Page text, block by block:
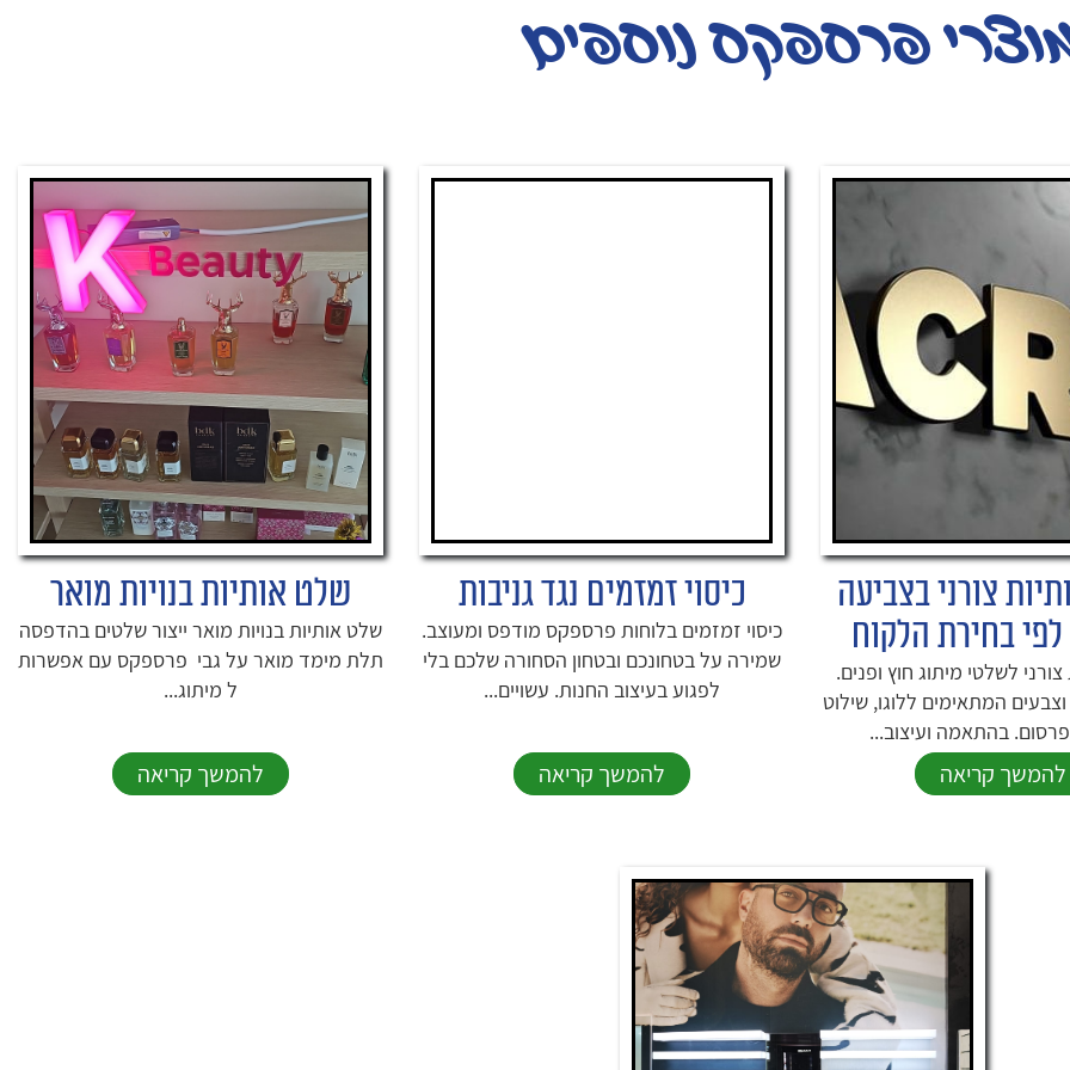
פרספקס נוספים
צורני בצביעה
בחירת הלקוח
לשלטי מיתוג חוץ ופנים.
המתאימים ללוגו, שילוט
בהתאמה ועיצוב...
להמשך קריאה
כיסוי זמזמים נגד גניבות
כיסוי זמזמים בלוחות פרספקס מודפס ומעוצב.
שמירה על בטחונכם ובטחון הסחורה שלכם בלי
לפגוע בעיצוב החנות. עשויים...
להמשך קריאה
שלט אותיות בנויות מואר
שלט אותיות בנויות מואר ייצור שלטים בהדפסה
תלת מימד מואר על גבי פרספקס עם אפשרות
ל מיתוג...
להמשך קריאה